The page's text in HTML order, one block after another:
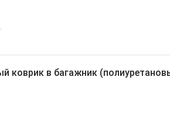
коврик в багажник